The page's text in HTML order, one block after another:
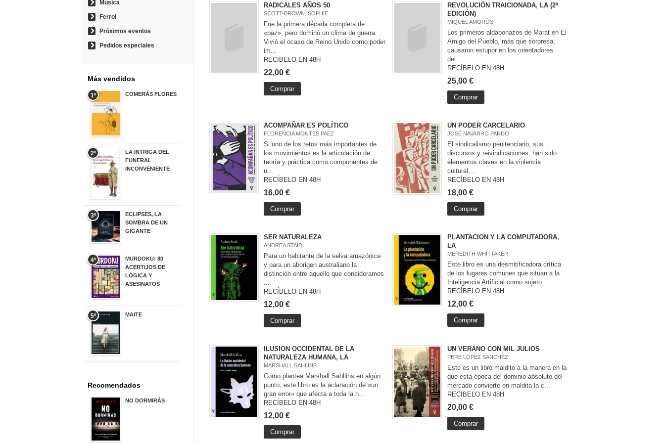
RADICALES AÑOS 50
SCOTT-BROWN, SOPHIE
Fue la primera década completa de
«paz», pero dominó un clima de guerra.
Vivió el ocaso de Reino Unido como poder
im...
RECIBELO EN 48H
22,00 €
Comprar
REVOLUCIÓN TRAICIONADA, LA (2ª
EDICIÓN)
MIQUEL AMORÓS
Los primeros aldabonazos de Marat en El
Amigo del Pueblo, más que sorpresa,
causaron estupor en los orientadores
del...
RECÍBELO EN 48H
25,00 €
Comprar
ACOMPAÑAR ES POLÍTICO
FLORENCIA MONTES PAEZ
Si uno de los retos más importantes de
los movimientos es la articulación de
teoría y práctica como componentes de
u...
RECÍBELO EN 48H
16,00 €
Comprar
UN PODER CARCELARIO
JOSÉ NAVARRO PARDO
El sindicalismo penitenciario, sus
discursos y reivindicaciones, han sido
elementos claves en la violencia
cultural,...
RECÍBELO EN 48H
18,00 €
Comprar
SER NATURALEZA
ANDREA STAID
Para un habitante de la selva amazónica
y para un aborigen australiano la
distinción entre aquello que consideramos
...
RECÍBELO EN 48H
12,00 €
Comprar
PLANTACION Y LA COMPUTADORA,
LA
MEREDITH WHITTAKER
Este libro es una desmitificadora crítica
de los lugares comunes que sitúan a la
Inteligencia Artificial como sujeto...
RECÍBELO EN 48H
12,00 €
Comprar
ILUSION OCCIDENTAL DE LA
NATURALEZA HUMANA, LA
MARSHALL SAHLINS
Como plantea Marshall Sahllins en algún
punto, este libro es la aclaración de «un
gran error» que afecta a toda la h...
RECÍBELO EN 48H
12,00 €
Comprar
UN VERANO CON MIL JULIOS
PERE LOPEZ SANCHEZ
Este es un libro maldito a la manera en la
que esta época del dominio absoluto del
mercado convierte en maldita la c...
RECIBELO EN 48H
20,00 €
Comprar
Música
Ferrol
Próximos eventos
Pedidos especiales
Más vendidos
1º COMERÁS FLORES
2º
LA INTRIGA DEL
FUNERAL
INCONVENIENTE
3º
ECLIPSES, LA
SOMBRA DE UN
GIGANTE
4º
MURDOKU: 80
ACERTIJOS DE
LÓGICA Y
ASESINATOS
5º MAITE
Recomendados
NO DORMIRÁS